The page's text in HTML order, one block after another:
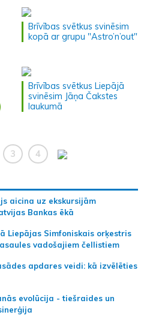
Brīvības svētkus svinēsim
kopā ar grupu "Astro’n’out"
Brīvības svētkus Liepājā
svinēsim Jāņa Čakstes
laukumā
3 4
aicina uz ekskursijām
Bankas ēkā
Liepājas Simfoniskais orķestris
vadošajiem čellistiem
apdares veidi: kā izvēlēties
evolūcija - tiešraides un